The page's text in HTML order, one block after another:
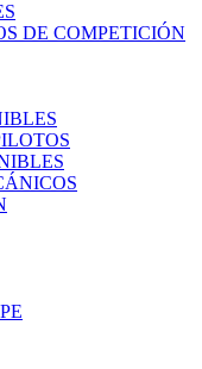
DE COMPETICIÓN